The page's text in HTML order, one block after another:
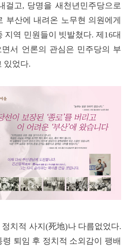
걸고, 당명을 새천년민주당으로
부산에 내려온 노무현 의원에게
지역 민원들이 빗발쳤다. 제16대
서 언론의 관심은 민주당의 부
있었다.
치적 사지(死地)나 다름없었다.
퇴임 후 정치적 소외감이 팽배